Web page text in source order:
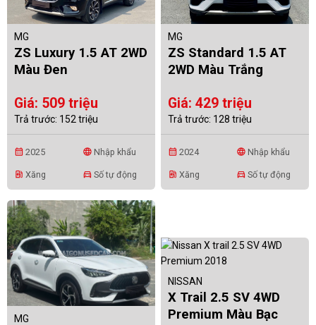
MG
ZS Luxury 1.5 AT 2WD
Màu Đen
Giá: 509 triệu
Trả trước: 152 triệu
calendar_month 2025 language Nhập khẩu
ev_station Xăng directions_car Số tự động
MG
ZS Standard 1.5 AT
2WD Màu Trắng
Giá: 429 triệu
Trả trước: 128 triệu
calendar_month 2024 language Nhập khẩu
ev_station Xăng directions_car Số tự động
MG
NISSAN
X Trail 2.5 SV 4WD
Premium Màu Bạc